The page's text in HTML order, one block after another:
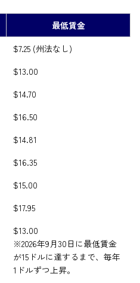
最低賃金
最低賃金
$7.25 (州法なし)
$13.00
$14.70
$16.50
$14.81
$16.35
$15.00
$17.95
$13.00
※2026年9月30日に最低賃金
が15ドルに達するまで、毎年
1ドルずつ上昇。